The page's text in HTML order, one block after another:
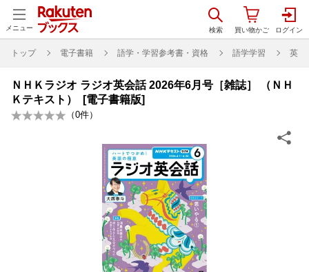
メニュー
トップ 電子書籍 語学・学習参考書・資格 語学学習 英語
ＮＨＫラジオ ラジオ英会話 2026年6月号［雑誌］ （ＮＨ
Ｋテキスト） [電子書籍版]
（0件）